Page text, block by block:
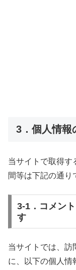
3．個人情報
当サイトで取得す
間等は下記の通り
3-1．コメン
す
当サイトでは、訪
に、以下の個人情